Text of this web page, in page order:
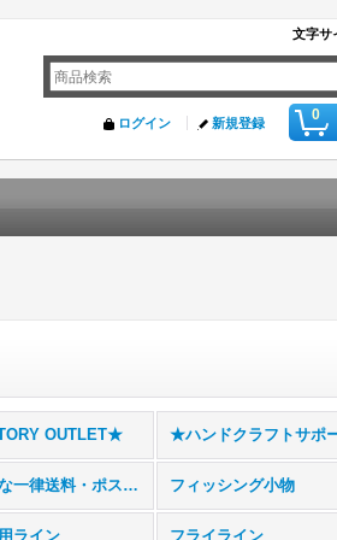
文字サ
0
ログイン 新規登録
OUTLET★
★お得な一律送料・ポスト投函専用ページ★BUG HUT トラウトフック★ フィッシング小物
ライン フライライン